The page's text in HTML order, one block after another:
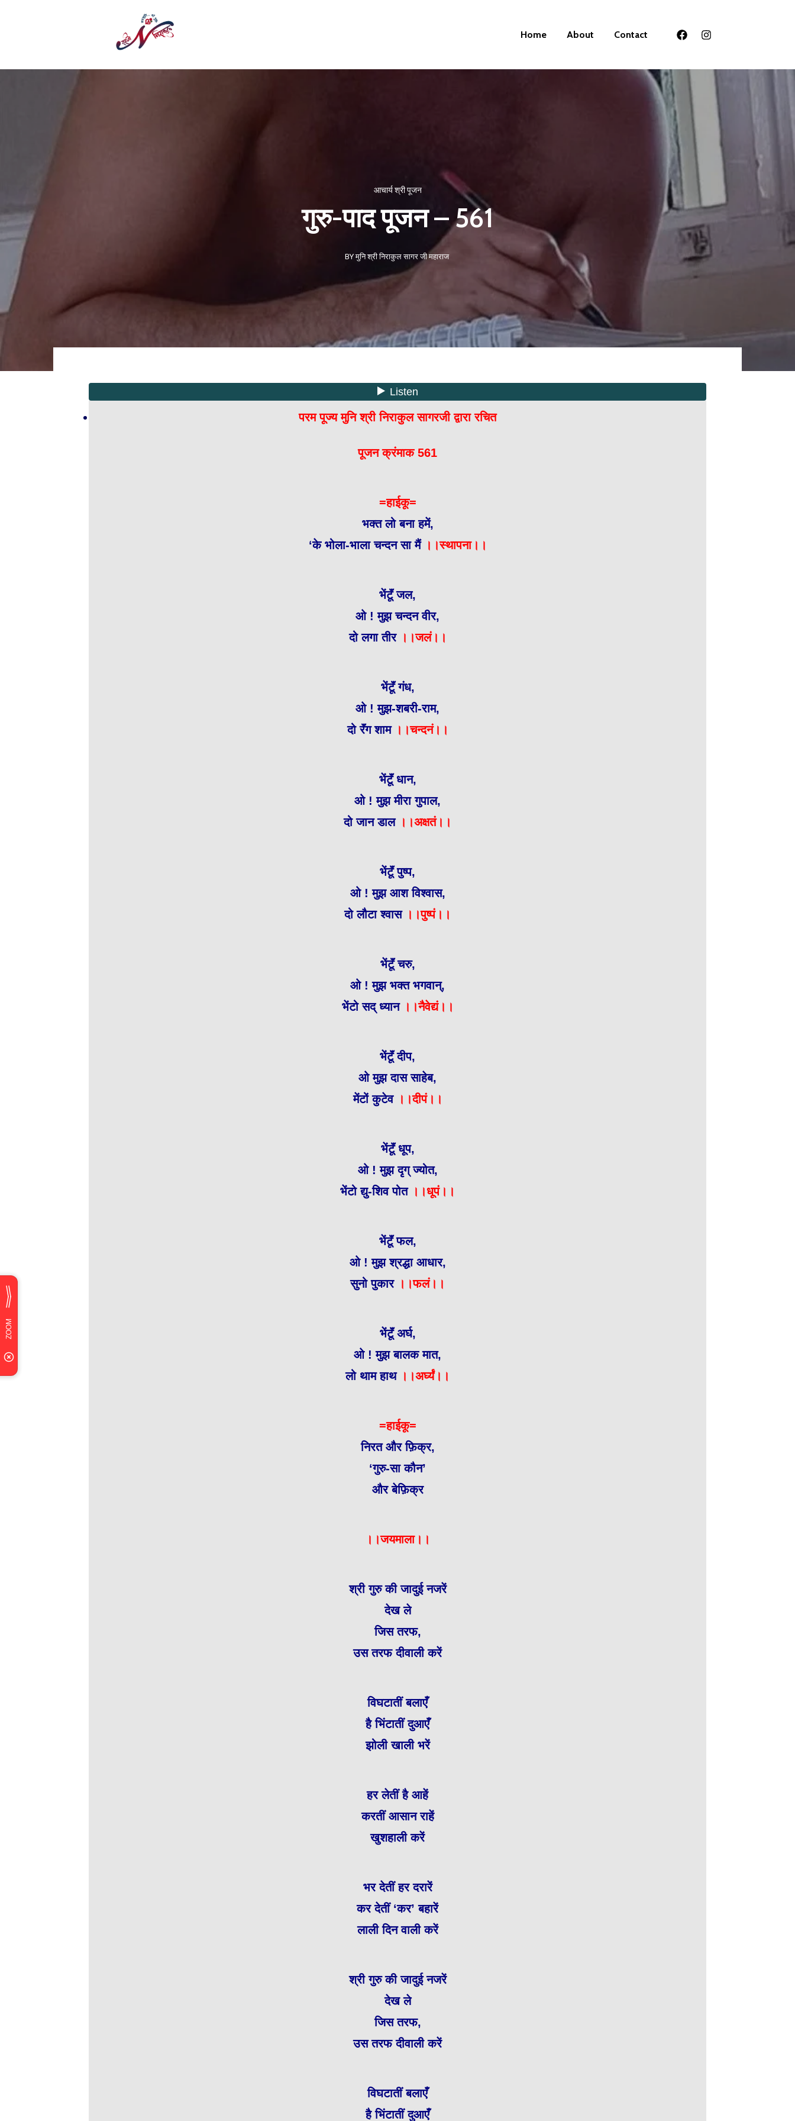
Home About Contact
आचार्य श्री पूजन
गुरु-पाद पूजन – 561
BY मुनि श्री निराकुल सागर जी महाराज
परम पूज्य मुनि श्री निराकुल सागरजी द्वारा रचित
पूजन क्रंमाक 561
=हाईकू=
भक्त लो बना हमें,
‘के भोला-भाला चन्दन सा मैं ।।स्थापना।।
भेंटूॅं जल,
ओ ! मुझ चन्दन वीर,
दो लगा तीर ।।जलं।।
भेंटूॅं गंध,
ओ ! मुझ-शबरी-राम,
दो रॅंग शाम ।।चन्दनं।।
भेंटूॅं धान,
ओ ! मुझ मीरा गुपाल,
दो जान डाल ।।अक्षतं‌।।
भेंटूॅं पुष्प,
ओ ! मुझ आश विश्वास,
दो लौटा श्वास।।पुष्पं।।
भेंटूॅं चरु,
ओ ! मुझ भक्त भगवान्,
भेंटो सद् ध्यान।।नैवेद्यं।।
भेंटूॅं दीप,
ओ मुझ दास साहेब,
मेंटों कुटेव।।दीपं।।
भेंटूॅं धूप,
ओ ! मुझ दृग् ज्योत,
भेंटो द्यु-शिव पोत।।धूपं।।
भेंटूॅं फल,
ओ ! मुझ श्रद्धा आधार,
सुनो पुकार ।।फलं।।
भेंटूॅं अर्घ,
ओ ! मुझ बालक मात,
लो थाम हाथ ।।अर्घ्यं।।
=हाईकू=
निरत और फ़िक्र,
‘गुरु-सा कौन’
और बेफ़िक्र
।।जयमाला।।
श्री गुरु की जादुई नजरें
देख ले
जिस तरफ,
उस तरफ दीवाली करें
विघटातीं बलाएँ
है भिंटातीं दुआएँ
झोली खाली भरें
हर लेतीं है आहें
करतीं आसान राहें
खुशहाली करें
भर देतीं हर दरारें
कर देतीं ‘कर’ बहारें
लाली दिन वाली करें
श्री गुरु की जादुई नजरें
देख ले
जिस तरफ,
उस तरफ दीवाली करें
विघटातीं बलाएँ
है भिंटातीं दुआएँ